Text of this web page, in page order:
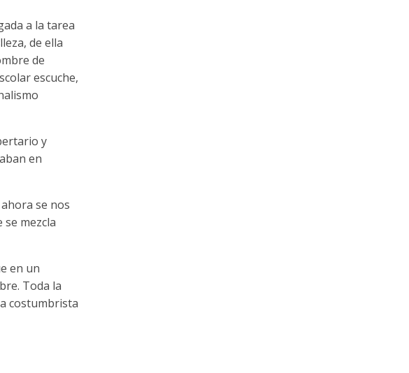
a la tarea
de ella
de
escuche,
y
en
se nos
mezcla
en un
Toda la
costumbrista